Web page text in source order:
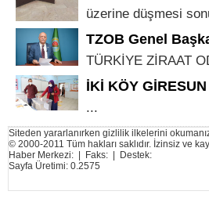
üzerine düşmesi
TZOB Genel
TÜRKİYE ZİRAAT
İKİ KÖY
...
Siteden yararlanırken gizlilik ilkelerini
© 2000-2011 Tüm hakları saklıdır. İzinsiz ve
Haber Merkezi: | Faks: | Destek:
Sayfa Üretimi: 0.2575